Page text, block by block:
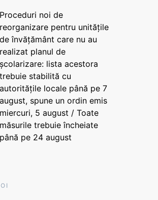
Proceduri noi de
reorganizare pentru unitățile
de învățământ care nu au
realizat planul de
școlarizare: lista acestora
trebuie stabilită cu
autoritățile locale până pe 7
august, spune un ordin emis
miercuri, 5 august / Toate
măsurile trebuie încheiate
până pe 24 august